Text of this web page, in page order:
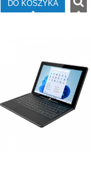
DO KOSZYKA